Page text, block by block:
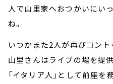
人で山里家へおつかいにい
ね。
いつかまた2人が再びコント
山里さんはライブの場を提
「イタリア人」として前座